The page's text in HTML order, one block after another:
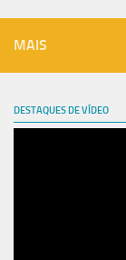
MAIS
DESTAQUES DE VÍDEO